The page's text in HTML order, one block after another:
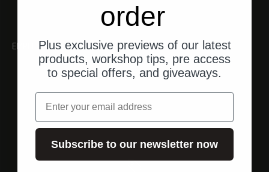
EMPFEHLUNGEN
order
Plus exclusive previews of our latest
products, workshop tips, pre access
to special offers, and giveaways.
Email
Subscribe to our newsletter now